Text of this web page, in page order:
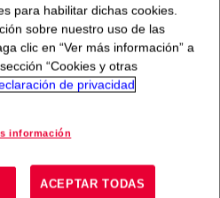
Toluene, Ethylbenzene and
designed as an auxiliary
for automotive finishing,
within the complete
para habilitar dichas cookies.
sobre nuestro uso de las
clic en “Ver más información” a
“Cookies y otras
de privacidad
información
ACEPTAR TODAS